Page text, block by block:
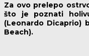
Za ovo prelepo
što je poznati
(Leonardo Dicaprio)
Beach).